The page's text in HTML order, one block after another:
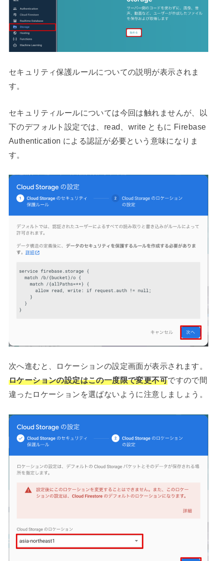
セキュリティ保護ルールについての説明が表示されま
す。
セキュリティルールについては今回は触れませんが、以
下のデフォルト設定では、read、write ともに Firebase
Authentication による認証が必要という意味になりま
す。
次へ進むと、ロケーションの設定画面が表示されます。
ロケーションの設定はこの一度限で変更不可ですので間
違ったロケーションを選ばないように注意しましょう。